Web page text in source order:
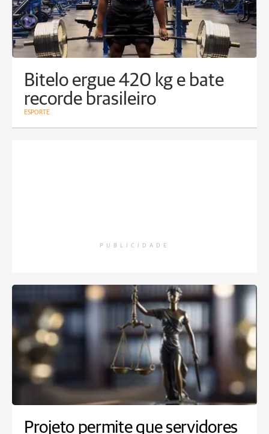
Bitelo ergue 420 kg e bate
recorde brasileiro
ESPORTE
PUBLICIDADE
Projeto permite que servidores